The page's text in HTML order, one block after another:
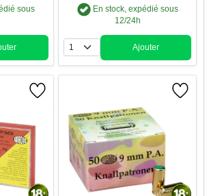
sous
En stock, expédié sous
12/24h
Quantité
Ajouter